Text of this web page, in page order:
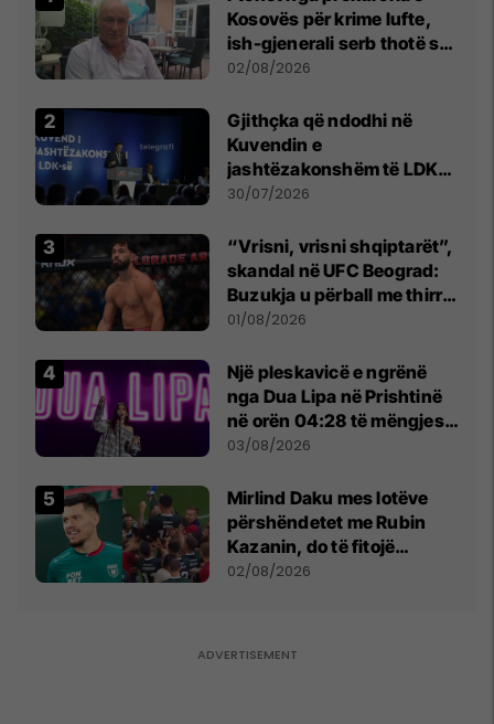
Kosovës për krime lufte,
ish-gjenerali serb thotë se
dikush e tradhtoi në
02/08/2026
Gjithçka që ndodhi në
Kuvendin e
jashtëzakonshëm të LDK-
së
30/07/2026
“Vrisni, vrisni shqiptarët”,
skandal në UFC Beograd:
Buzukja u përball me thirrje
anti-shqiptare nga
01/08/2026
Një pleskavicë e ngrënë
nga Dua Lipa në Prishtinë
në orën 04:28 të mëngjesit
- dhe bota digjitale serbe
03/08/2026
Mirlind Daku mes lotëve
përshëndetet me Rubin
Kazanin, do të fitojë
miliona te Spartak Moska
02/08/2026